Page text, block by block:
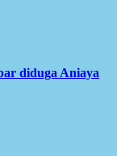
diduga Aniaya